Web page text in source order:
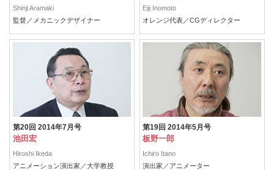
Shinji Aramaki
監督／メカニックデザイナー
Eiji Inomoto
オレンジ代表／CGディレクター
第20回 2014年7月号
池田宏
Hiroshi Ikeda
アニメーション演出家／大学教授
第19回 2014年5月号
板野一郎
Ichiro Itano
演出家／アニメーター